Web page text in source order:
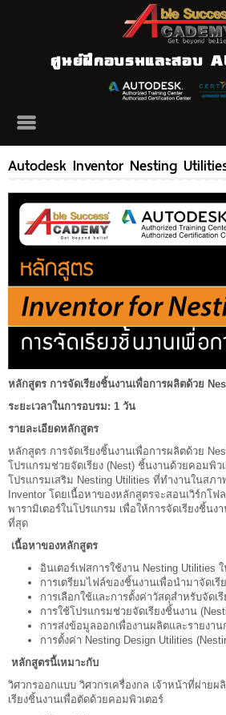
ศูนย์ฝึกอบรมและสอบ
Autodesk Inventor Nesting
หลักสูตร การจัดเรียงชิ้นงานเพื่อการผลิตด้วย
ระยะเวลาในการอบรม: 1 วัน
รายละเอียดหลักสูตร
หลักสูตร การจัดเรียงชิ้นงานเพื่อการผลิตด้วย
โปรแกรมช่วยจัดเรียง (Nest) ชิ้นงานด้วยคอมพิว
โปรแกรมเสริม Nesting Utilities ที่ทำงานในสภ
Inventor โดยเนื้อหาของหลักสูตรจะสอนเวิร์กโฟ
พารามิเตอร์ในโปรแกรม เพื่อให้การจัดเรียงชิ้น
ที่สุด
เนื้อหาของหลักสูตร
อินเตอร์เฟสการใช้งาน Nesting Utilities
การเตรียมไฟล์ของชิ้นงานเพื่อนำมาจัดเรี
การเลือกใช้และการตั้งค่าวัสดุสำหรับจัดเ
การใช้โปรแกรมช่วยจัดเรียงชิ้นงาน
การส่งข้อมูลออกเพื่องานผลิตและรายงาน
การตั้งค่า Nesting Design Utilities
หลักสูตรนี้เหมาะกับ
วิศวกรออกแบบ วิศวกรเครื่องกล เจ้าหน้าที่ผ่าย
เรียงชิ้นงานเพื่อตัดด้วยคอมพิวเตอร์